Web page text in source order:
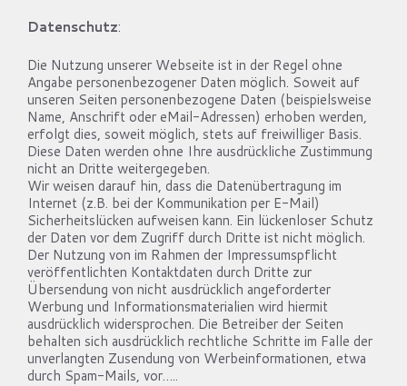
Datenschutz:
Die Nutzung unserer Webseite ist in der Regel ohne
Angabe personenbezogener Daten möglich. Soweit auf
unseren Seiten personenbezogene Daten (beispielsweise
Name, Anschrift oder eMail-Adressen) erhoben werden,
erfolgt dies, soweit möglich, stets auf freiwilliger Basis.
Diese Daten werden ohne Ihre ausdrückliche Zustimmung
nicht an Dritte weitergegeben.
Wir weisen darauf hin, dass die Datenübertragung im
Internet (z.B. bei der Kommunikation per E-Mail)
Sicherheitslücken aufweisen kann. Ein lückenloser Schutz
der Daten vor dem Zugriff durch Dritte ist nicht möglich.
Der Nutzung von im Rahmen der Impressumspflicht
veröffentlichten Kontaktdaten durch Dritte zur
Übersendung von nicht ausdrücklich angeforderter
Werbung und Informationsmaterialien wird hiermit
ausdrücklich widersprochen. Die Betreiber der Seiten
behalten sich ausdrücklich rechtliche Schritte im Falle der
unverlangten Zusendung von Werbeinformationen, etwa
durch Spam-Mails, vor…..